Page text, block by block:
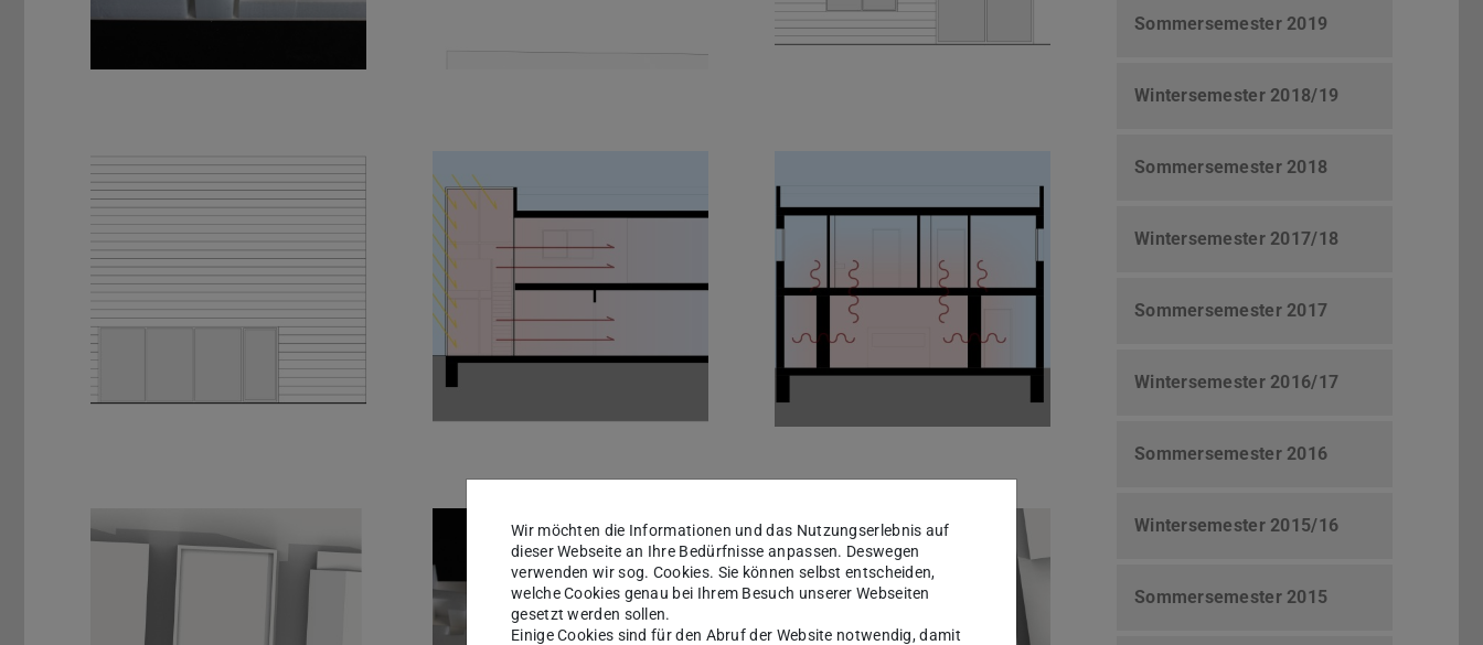
Sommersemester 2019
Wintersemester 2018/19
Sommersemester 2018
Wintersemester 2017/18
Sommersemester 2017
Wintersemester 2016/17
Sommersemester 2016
Wintersemester 2015/16
Sommersemester 2015
Wir möchten die Informationen und das Nutzungserlebnis auf
dieser Webseite an Ihre Bedürfnisse anpassen. Deswegen
verwenden wir sog. Cookies. Sie können selbst entscheiden,
welche Cookies genau bei Ihrem Besuch unserer Webseiten
gesetzt werden sollen.
Einige Cookies sind für den Abruf der Website notwendig, damit